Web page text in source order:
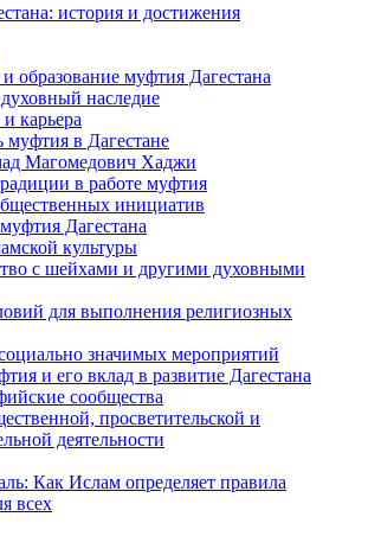
история и достижения
образование муфтия Дагестана
наследие
карьера
муфтия в Дагестане
Магомедович Хаджи
в работе муфтия
инициатив
Дагестана
культуры
с шейхами и другими духовными
для выполнения религиозных
значимых мероприятий
и его вклад в развитие Дагестана
сообщества
просветительской и
деятельности
Как Ислам определяет правила
всех